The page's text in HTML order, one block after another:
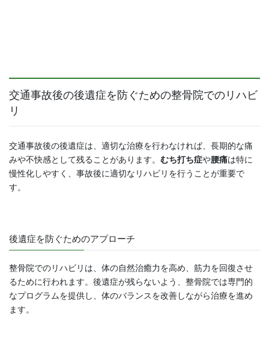
交通事故後の後遺症を防ぐための整骨院でのリハビ
リ
交通事故後の後遺症は、適切な治療を行わなければ、長期的な痛
みや不快感として残ることがあります。 むち打ち症や腰痛は特に
慢性化しやすく、事故後に適切なリハビリを行うことが重要で
す。
後遺症を防ぐためのアプローチ
整骨院でのリハビリは、体の自然治癒力を高め、筋力を回復させ
るために行われます。後遺症が残らないよう、整骨院では専門的
なプログラムを提供し、体のバランスを改善しながら治療を進め
ます。